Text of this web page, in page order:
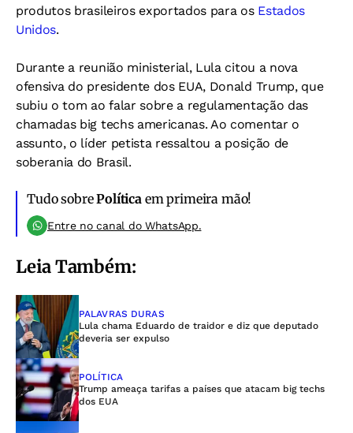
produtos brasileiros exportados para os Estados
Unidos.
Durante a reunião ministerial, Lula citou a nova
ofensiva do presidente dos EUA, Donald Trump, que
subiu o tom ao falar sobre a regulamentação das
chamadas big techs americanas. Ao comentar o
assunto, o líder petista ressaltou a posição de
soberania do Brasil.
Tudo sobrePolítica em primeira mão!
Entre no canal do WhatsApp.
Leia Também:
PALAVRAS DURAS
Lula chama Eduardo de traidor e diz que deputado
deveria ser expulso
POLÍTICA
Trump ameaça tarifas a países que atacam big techs
dos EUA